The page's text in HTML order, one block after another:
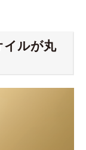
イルが丸